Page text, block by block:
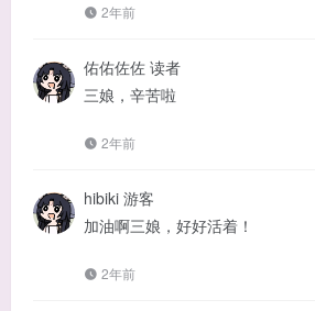
2年前
佑佑佐佐 读者
三娘，辛苦啦
2年前
hibiki 游客
加油啊三娘，好好活着！
2年前